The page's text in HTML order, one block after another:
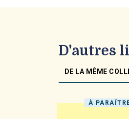
D'autres
DE LA MÊME
À